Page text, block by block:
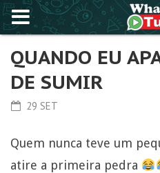
QUANDO EU
DE SUMIR
29 SET
Quem nunca teve um
atire a primeira pedra